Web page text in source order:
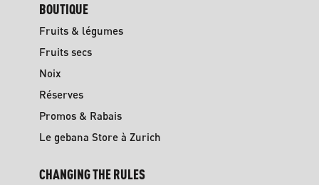
BOUTIQUE
Fruits & légumes
Fruits secs
Noix
Réserves
Promos & Rabais
Le gebana Store à Zurich
CHANGING THE RULES